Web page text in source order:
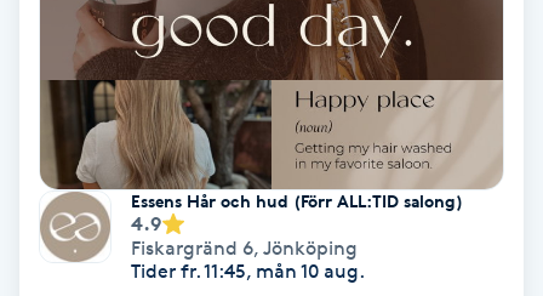
Balayage
Bambumassage
Barber
Barnklippning
Essens Hår och hud (Förr ALL:TID salong)
4.9
Fiskargränd 6, Jönköping
Tider fr. 11:45, mån 10 aug.